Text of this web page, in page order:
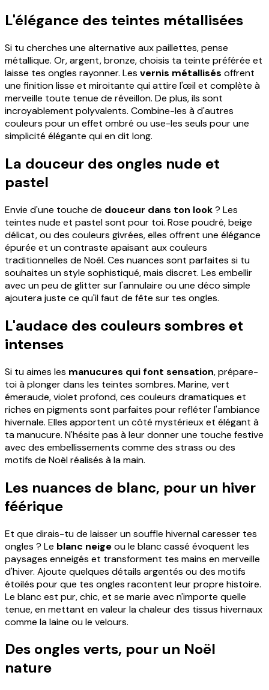
L'élégance des teintes métallisées
Si tu cherches une alternative aux paillettes, pense
métallique. Or, argent, bronze, choisis ta teinte préférée et
laisse tes ongles rayonner. Les vernis métallisés offrent
une finition lisse et miroitante qui attire l'œil et complète à
merveille toute tenue de réveillon. De plus, ils sont
incroyablement polyvalents. Combine-les à d'autres
couleurs pour un effet ombré ou use-les seuls pour une
simplicité élégante qui en dit long.
La douceur des ongles nude et
pastel
Envie d'une touche de douceur dans ton look? Les
teintes nude et pastel sont pour toi. Rose poudré, beige
délicat, ou des couleurs givrées, elles offrent une élégance
épurée et un contraste apaisant aux couleurs
traditionnelles de Noël. Ces nuances sont parfaites si tu
souhaites un style sophistiqué, mais discret. Les embellir
avec un peu de glitter sur l'annulaire ou une déco simple
ajoutera juste ce qu'il faut de fête sur tes ongles.
L'audace des couleurs sombres et
intenses
Si tu aimes les manucures qui font sensation, prépare-
toi à plonger dans les teintes sombres. Marine, vert
émeraude, violet profond, ces couleurs dramatiques et
riches en pigments sont parfaites pour refléter l'ambiance
hivernale. Elles apportent un côté mystérieux et élégant à
ta manucure. N'hésite pas à leur donner une touche festive
avec des embellissements comme des strass ou des
motifs de Noël réalisés à la main.
Les nuances de blanc, pour un hiver
féérique
Et que dirais-tu de laisser un souffle hivernal caresser tes
ongles ? Le blanc neigeou le blanc cassé évoquent les
paysages enneigés et transforment tes mains en merveille
d'hiver. Ajoute quelques détails argentés ou des motifs
étoilés pour que tes ongles racontent leur propre histoire.
Le blanc est pur, chic, et se marie avec n'importe quelle
tenue, en mettant en valeur la chaleur des tissus hivernaux
comme la laine ou le velours.
Des ongles verts, pour un Noël
nature